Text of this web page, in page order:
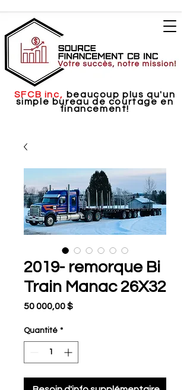
SFCB inc, beaucoup plus qu'un
simple bureau de courtage en
financement!
2019- remorque Bi
Train Manac 26X32
50 000,00 $Prix
Quantité *